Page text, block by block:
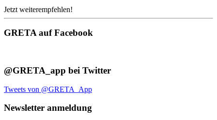
Jetzt weiterempfehlen!
GRETA auf Facebook
@GRETA_app bei Twitter
Tweets von @GRETA_App
Newsletter anmeldung